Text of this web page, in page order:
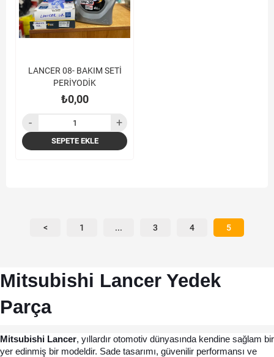
LANCER 08- BAKIM SETİ
PERİYODİK
₺0,00
SEPETE EKLE
< 1 ... 3 4 5
Mitsubishi Lancer Yedek
Parça
Mitsubishi Lancer, yıllardır otomotiv dünyasında kendine sağlam bir
yer edinmiş bir modeldir. Sade tasarımı, güvenilir performansı ve